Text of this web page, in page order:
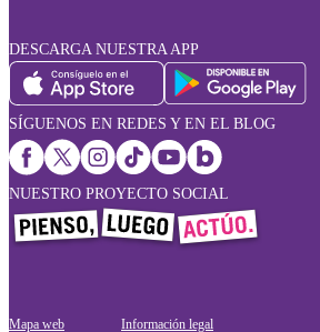
DESCARGA NUESTRA APP
SÍGUENOS EN REDES Y EN EL BLOG
NUESTRO PROYECTO SOCIAL
Mapa web Información legal